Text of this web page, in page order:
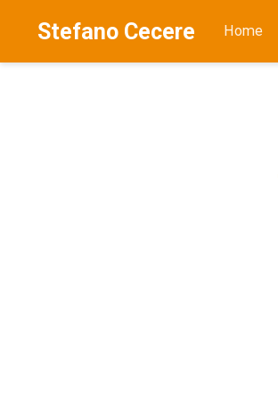
Stefano Cecere Home